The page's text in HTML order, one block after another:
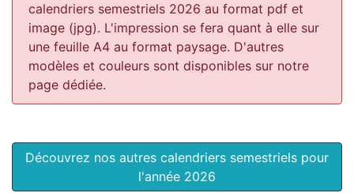
calendriers semestriels 2026 au format pdf et
image (jpg). L'impression se fera quant à elle sur
une feuille A4 au format paysage. D'autres
modèles et couleurs sont disponibles sur notre
page dédiée.
Découvrez nos autres calendriers semestriels pour
l'année 2026